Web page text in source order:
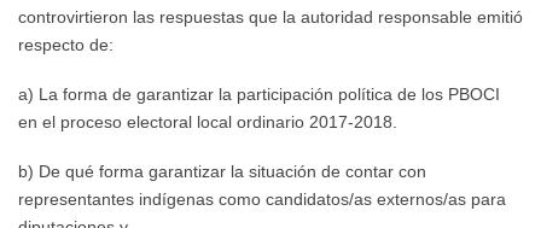
controvirtieron las respuestas que la autoridad responsable emitió
respecto de:
a) La forma de garantizar la participación política de los PBOCI
en el proceso electoral local ordinario 2017-2018.
b) De qué forma garantizar la situación de contar con
representantes indígenas como candidatos/as externos/as para